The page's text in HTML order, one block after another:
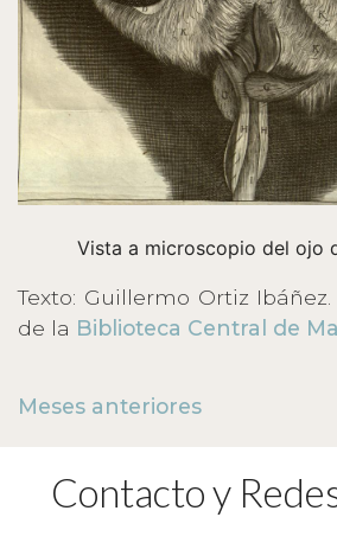
Vista a microscopio del ojo
Texto: Guillermo Ortiz
de la Biblioteca Central de
Meses anteriores
Contacto y